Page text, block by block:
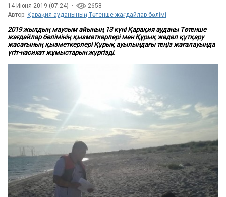
14 Июня 2019 (07:24) ·
2658
Автор: Қарақия ауданының Төтенше жағдайлар бөлімі
2019 жылдың маусым айының 13 күні Қарақия ауданы Төтенше
жағдайлар бөлімінің қызметкерлері мен Құрық жедел құтқару
жасағының қызметкерлері Құрық ауылындағы теңіз жағалауында
үгіт-насихат жұмыстарын жүргізді.